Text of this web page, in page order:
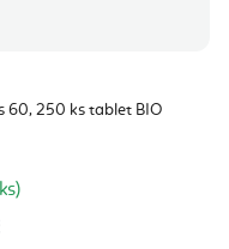
60, 250 ks tablet BIO